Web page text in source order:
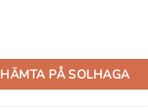
HÄMTA PÅ SOLHAGA